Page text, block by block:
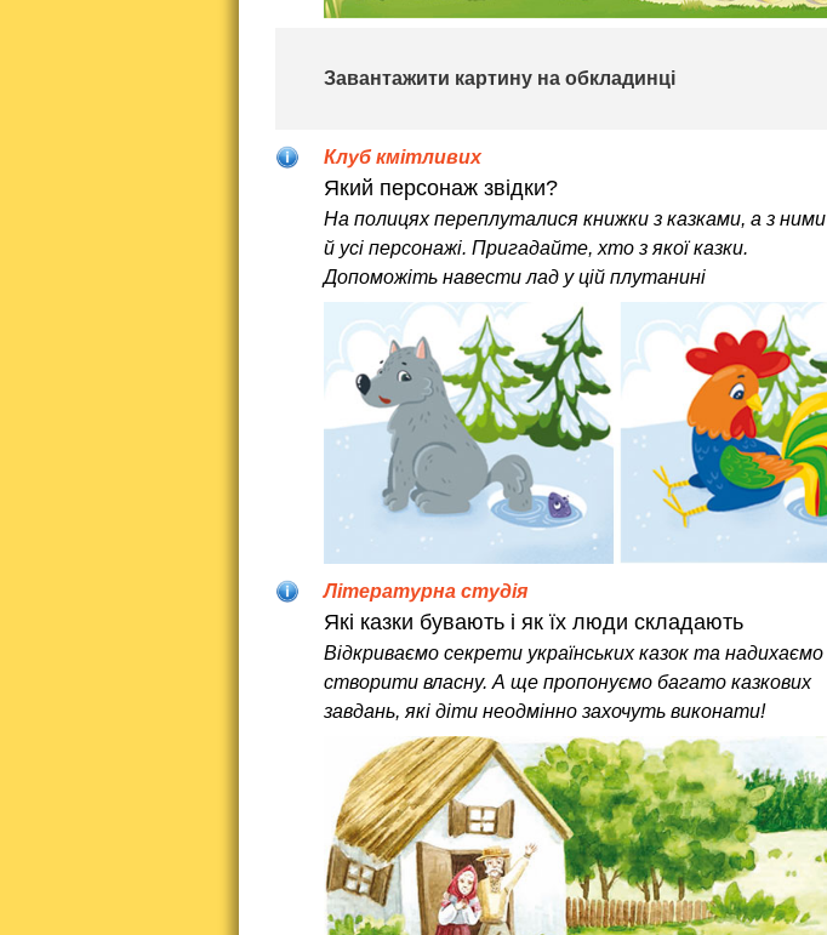
Завантажити картину на обкладинці
Клуб кмітливих
Який персонаж звідки?
На полицях переплуталися книжки з казками, а з ними
й усі персонажі. Пригадайте, хто з якої казки.
Допоможіть навести лад у цій плутанині
Літературна студія
Які казки бувають і як їх люди складають
Відкриваємо секрети українських казок та надихаємо
створити власну. А ще пропонуємо багато казкових
завдань, які діти неодмінно захочуть виконати!